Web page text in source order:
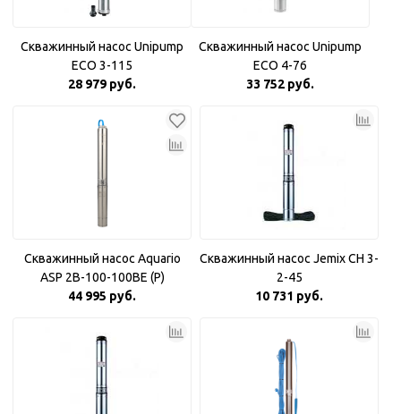
Скважинный насос Unipump
ECO 3-115
28 979 руб.
Скважинный насос Unipump
ECO 4-76
33 752 руб.
Скважинный насос Aquario
ASP 2B-100-100BE (P)
Плавный пуск
44 995 руб.
Скважинный насос Jemix CH 3-
2-45
10 731 руб.